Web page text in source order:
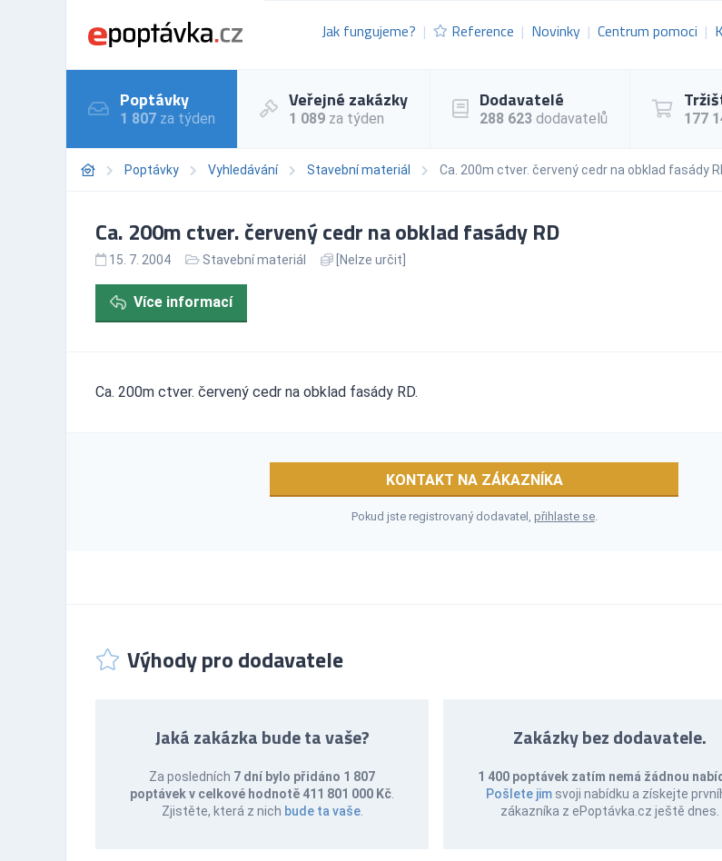
Jak fungujeme? Reference Novinky Centrum pomoci
Poptávky
1 807 za týden
Veřejné zakázky
1 089 za týden
Dodavatelé
288 623 dodavatelů 177
Poptávky Vyhledávání Stavební materiál Ca. 200m ctver. červený cedr na obklad fasády
Ca. 200m ctver. červený cedr na obklad fasády RD
15. 7. 2004 Stavební materiál [Nelze určit]
Více informací
Ca. 200m ctver. červený cedr na obklad fasády RD.
KONTAKT NA ZÁKAZNÍKA
Pokud jste registrovaný dodavatel, přihlaste se.
Výhody pro dodavatele
Jaká zakázka bude ta vaše?
Za posledních 7 dní bylo přidáno 1 807
poptávek v celkové hodnotě 411 801 000 Kč
Zjistěte, která z nich bude ta vaše.
Zakázky bez dodavatele.
1 400 poptávek zatím nemá žádnou
Pošlete jim svoji nabídku a získejte
zákazníka z ePoptávka.cz ještě dnes.